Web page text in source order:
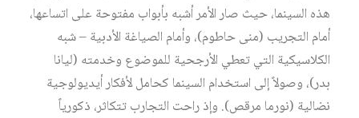
هذه السينما، حيث صار الأمر أشبه بأبواب مفتوحة على اتساعها،
أمام التجريب (منى حاطوم)، وأمام الصياغة الأدبية – شبه
الكلاسيكية التي تعطي الأرجحية للموضوع وخدمته (ليانا
بدر)، وصولاً إلى استخدام السينما كحامل لأفكار أيديولوجية
نضالية (نورما مرقص). وإذ راحت التجارب تتكاثر، ذكورياً